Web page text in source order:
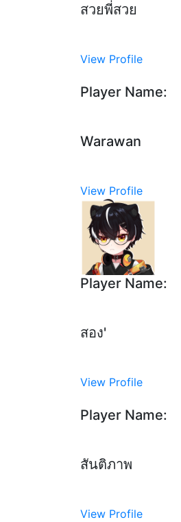
สวยพี่สวย
View Profile
Player Name:
Warawan
View Profile
Player Name:
สอง'
View Profile
Player Name:
สันติภาพ
View Profile